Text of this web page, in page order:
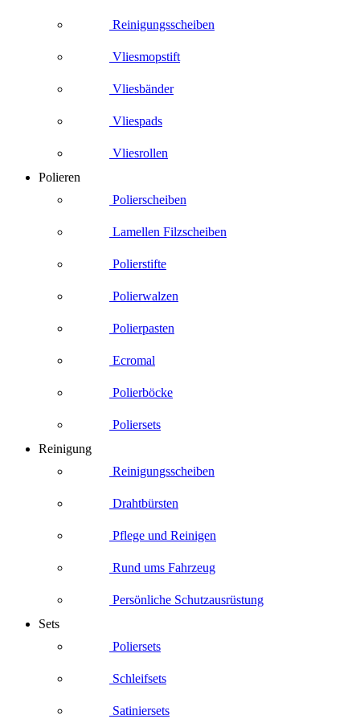
Reinigungsscheiben
Vliesmopstift
Vliesbänder
Vliespads
Vliesrollen
Polieren
Polierscheiben
Lamellen Filzscheiben
Polierstifte
Polierwalzen
Polierpasten
Ecromal
Polierböcke
Poliersets
Reinigung
Reinigungsscheiben
Drahtbürsten
Pflege und Reinigen
Rund ums Fahrzeug
Persönliche Schutzausrüstung
Sets
Poliersets
Schleifsets
Satiniersets